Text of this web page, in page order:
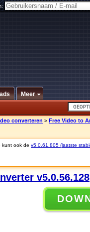
Meer
converteren > Free Video to
kunt ook de v5.0.61.805 (laatste
v5.0.56.128